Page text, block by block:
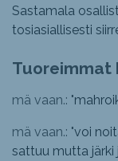
Sastamala
tosiasiallisesti
Tuoreimmat
mä vaan.: "
mä vaan.: "voi
sattuu mutta järki